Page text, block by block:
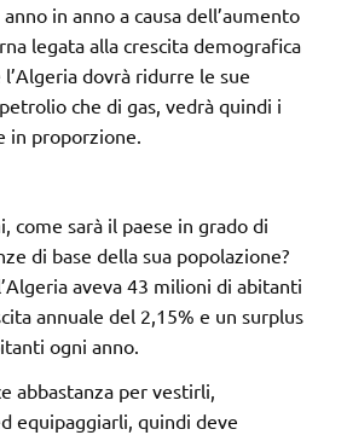
in anno a causa dell’aumento
legata alla crescita demografica
dovrà ridurre le sue
che di gas, vedrà quindi i
in proporzione.
come sarà il paese in grado di
di base della sua popolazione?
aveva 43 milioni di abitanti
annuale del 2,15% e un surplus
ogni anno.
abbastanza per vestirli,
equipaggiarli, quindi deve